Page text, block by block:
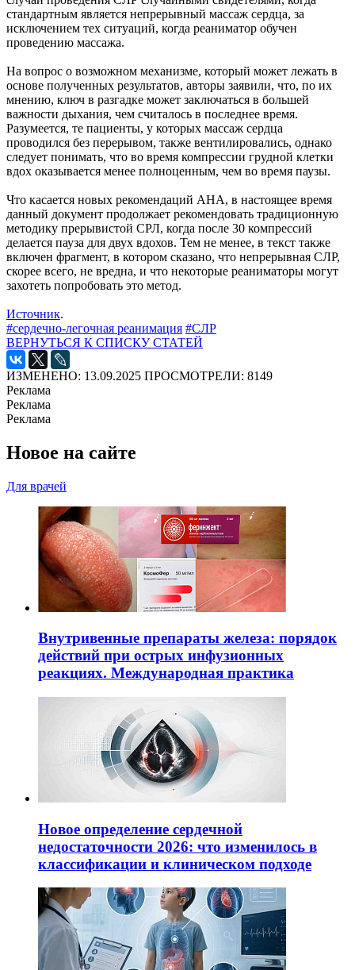
стандартным является непрерывный массаж сердца, за
исключением тех ситуаций, когда реаниматор обучен
проведению массажа.
На вопрос о возможном механизме, который может лежать в
основе полученных результатов, авторы заявили, что, по их
мнению, ключ в разгадке может заключаться в большей
важности дыхания, чем считалось в последнее время.
Разумеется, те пациенты, у которых массаж сердца
проводился без перерывом, также вентилировались, однако
следует понимать, что во время компрессии грудной клетки
вдох оказывается менее полноценным, чем во время паузы.
Что касается новых рекомендаций AHA, в настоящее время
данный документ продолжает рекомендовать традиционную
методику прерывистой СРЛ, когда после 30 компрессий
делается пауза для двух вдохов. Тем не менее, в текст также
включен фрагмент, в котором сказано, что непрерывная СЛР,
скорее всего, не вредна, и что некоторые реаниматоры могут
захотеть попробовать это метод.
Источник.
#сердечно-легочная реанимация #СЛР
ВЕРНУТЬСЯ К СПИСКУ СТАТЕЙ
ИЗМЕНЕНО: 13.09.2025 ПРОСМОТРЕЛИ: 8149
Реклама
Реклама
Реклама
Новое на сайте
Для врачей
Внутривенные препараты железа: порядок
действий при острых инфузионных
реакциях. Международная практика
Новое определение сердечной
недостаточности 2026: что изменилось в
классификации и клиническом подходе